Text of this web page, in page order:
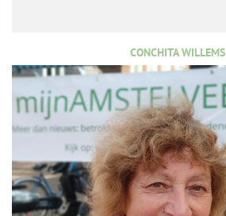
CONCHITA WILLEMS